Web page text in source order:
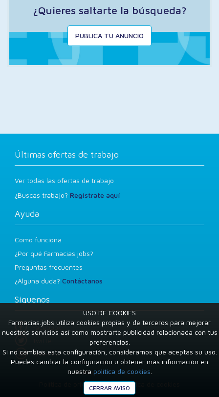
¿Quieres saltarte la búsqueda?
PUBLICA TU ANUNCIO
Últimas ofertas de trabajo
Ver todas las ofertas de trabajo
¿Buscas trabajo? Regístrate aquí
Ayuda
Como funciona
¿Por qué Farmacias.jobs?
Preguntas frecuentes
¿Alguna duda? Contáctanos
Síguenos
Facebook
LinkedIn
Condiciones de uso
Política de privacidad
Política de cookies
USO DE COOKIES
Farmacias.jobs utiliza cookies propias y de terceros para mejorar
nuestros servicios así como mostrarte publicidad relacionada con tus
preferencias.
Si no cambias esta configuración, consideramos que aceptas su uso.
Puedes cambiar la configuración u obtener más información en
nuestra política de cookies
CERRAR AVISO